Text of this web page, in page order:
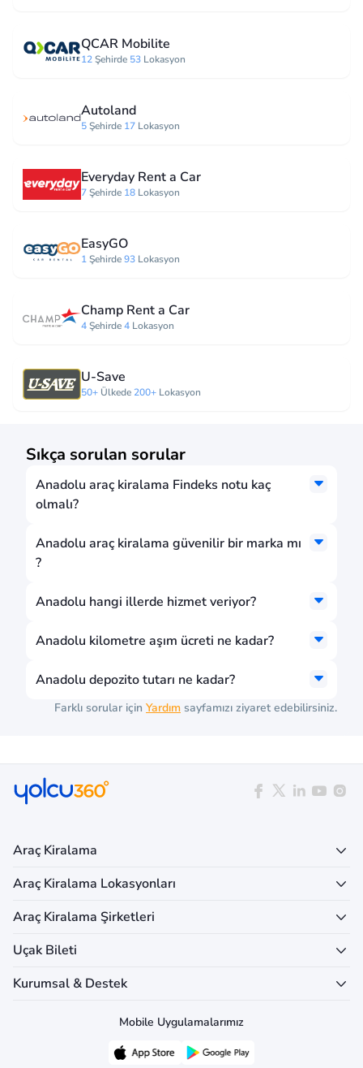
QCAR Mobilite
12Şehirde 53 Lokasyon
Autoland
5Şehirde 17 Lokasyon
Everyday Rent a Car
7Şehirde 18 Lokasyon
EasyGO
1Şehirde93 Lokasyon
Champ Rent a Car
4Şehirde4 Lokasyon
U-Save
50+ Ülkede 200+ Lokasyon
Sıkça sorulan sorular
Anadolu araç kiralama Findeks notu kaç
olmalı?
Anadolu araç kiralama güvenilir bir marka mı
?
Anadolu hangi illerde hizmet veriyor?
Anadolu kilometre aşım ücreti ne kadar?
Anadolu depozito tutarı ne kadar?
Farklı sorular için Yardım sayfamızı ziyaret edebilirsiniz.
Araç Kiralama
Araç Kiralama Lokasyonları
Araç Kiralama Şirketleri
Uçak Bileti
Kurumsal & Destek
Mobile Uygulamalarımız